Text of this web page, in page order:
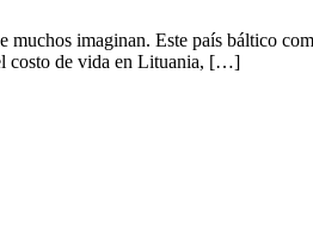
imaginan. Este país báltico
costo de vida en Lituania, […]